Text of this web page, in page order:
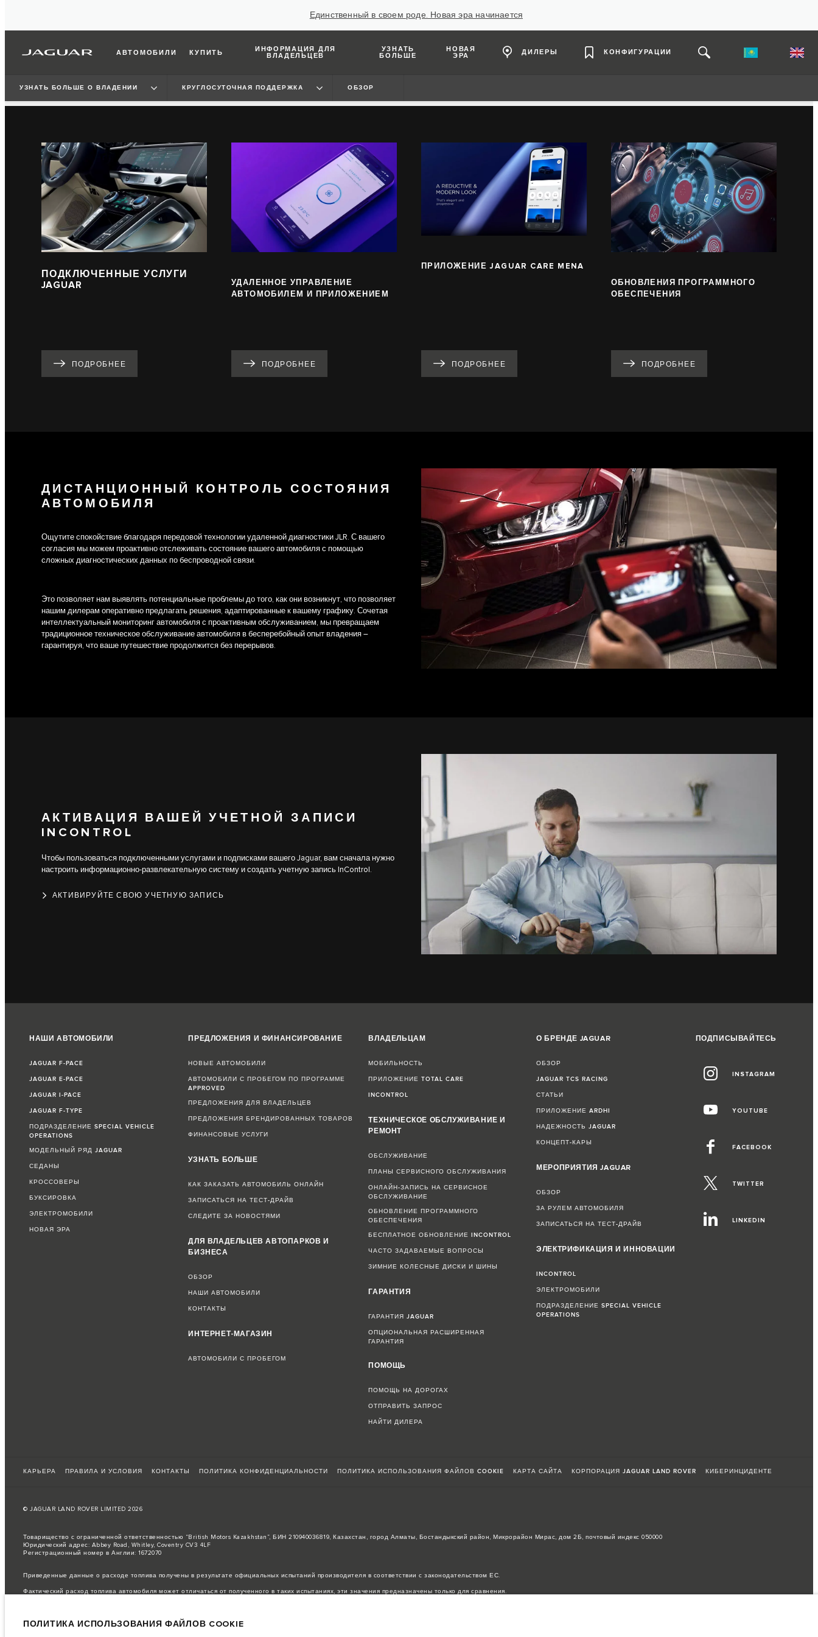
Единственный в своем роде. Новая эра начинается
АВТОМОБИЛИ КУПИТЬ
ИНФОРМАЦИЯ ДЛЯ
ВЛАДЕЛЬЦЕВ
УЗНАТЬ
БОЛЬШЕ
НОВАЯ
ЭРА
ДИЛЕРЫ КОНФИГУРАЦИИ
УЗНАТЬ БОЛЬШЕ О ВЛАДЕНИИ КРУГЛОСУТОЧНАЯ ПОДДЕРЖКА ОБЗОР
ПОДКЛЮЧЕННЫЕ УСЛУГИ
JAGUAR
ПОДРОБНЕЕ
УДАЛЕННОЕ УПРАВЛЕНИЕ
АВТОМОБИЛЕМ И ПРИЛОЖЕНИЕМ
ПОДРОБНЕЕ
ПРИЛОЖЕНИЕ JAGUAR CARE MENA
ПОДРОБНЕЕ
ОБНОВЛЕНИЯ ПРОГРАММНОГО
ОБЕСПЕЧЕНИЯ
ПОДРОБНЕЕ
ДИСТАНЦИОННЫЙ КОНТРОЛЬ СОСТОЯНИЯ
АВТОМОБИЛЯ
Ощутите спокойствие благодаря передовой технологии удаленной диагностики JLR. С вашего
согласия мы можем проактивно отслеживать состояние вашего автомобиля с помощью
сложных диагностических данных по беспроводной связи.
Это позволяет нам выявлять потенциальные проблемы до того, как они возникнут, что позволяет
нашим дилерам оперативно предлагать решения, адаптированные к вашему графику. Сочетая
интеллектуальный мониторинг автомобиля с проактивным обслуживанием, мы превращаем
традиционное техническое обслуживание автомобиля в бесперебойный опыт владения –
гарантируя, что ваше путешествие продолжится без перерывов.
АКТИВАЦИЯ ВАШЕЙ УЧЕТНОЙ ЗАПИСИ
INCONTROL
Чтобы пользоваться подключенными услугами и подписками вашего Jaguar, вам сначала нужно
настроить информационно-развлекательную систему и создать учетную запись InControl.
АКТИВИРУЙТЕ СВОЮ УЧЕТНУЮ ЗАПИСЬ
НАШИ АВТОМОБИЛИ
JAGUAR F-PACE
JAGUAR E-PACE
JAGUAR I-PACE
JAGUAR F-TYPE
ПОДРАЗДЕЛЕНИЕ SPECIAL VEHICLE
OPERATIONS
МОДЕЛЬНЫЙ РЯД JAGUAR
СЕДАНЫ
КРОССОВЕРЫ
БУКСИРОВКА
ЭЛЕКТРОМОБИЛИ
НОВАЯ ЭРА
ПРЕДЛОЖЕНИЯ И ФИНАНСИРОВАНИЕ
НОВЫЕ АВТОМОБИЛИ
АВТОМОБИЛИ С ПРОБЕГОМ ПО ПРОГРАММЕ
APPROVED
ПРЕДЛОЖЕНИЯ ДЛЯ ВЛАДЕЛЬЦЕВ
ПРЕДЛОЖЕНИЯ БРЕНДИРОВАННЫХ ТОВАРОВ
ФИНАНСОВЫЕ УСЛУГИ
УЗНАТЬ БОЛЬШЕ
КАК ЗАКАЗАТЬ АВТОМОБИЛЬ ОНЛАЙН
ЗАПИСАТЬСЯ НА ТЕСТ-ДРАЙВ
СЛЕДИТЕ ЗА НОВОСТЯМИ
ДЛЯ ВЛАДЕЛЬЦЕВ АВТОПАРКОВ И
БИЗНЕСА
ОБЗОР
НАШИ АВТОМОБИЛИ
КОНТАКТЫ
ИНТЕРНЕТ-МАГАЗИН
АВТОМОБИЛИ С ПРОБЕГОМ
ВЛАДЕЛЬЦАМ
МОБИЛЬНОСТЬ
ПРИЛОЖЕНИЕ TOTAL CARE
INCONTROL
ТЕХНИЧЕСКОЕ ОБСЛУЖИВАНИЕ И
РЕМОНТ
ОБСЛУЖИВАНИЕ
ПЛАНЫ СЕРВИСНОГО ОБСЛУЖИВАНИЯ
ОНЛАЙН-ЗАПИСЬ НА СЕРВИСНОЕ
ОБСЛУЖИВАНИЕ
ОБНОВЛЕНИЕ ПРОГРАММНОГО
ОБЕСПЕЧЕНИЯ
БЕСПЛАТНОЕ ОБНОВЛЕНИЕ INCONTROL
ЧАСТО ЗАДАВАЕМЫЕ ВОПРОСЫ
ЗИМНИЕ КОЛЕСНЫЕ ДИСКИ И ШИНЫ
ГАРАНТИЯ
ГАРАНТИЯ JAGUAR
ОПЦИОНАЛЬНАЯ РАСШИРЕННАЯ
ГАРАНТИЯ
ПОМОЩЬ
ПОМОЩЬ НА ДОРОГАХ
ОТПРАВИТЬ ЗАПРОС
НАЙТИ ДИЛЕРА
О БРЕНДЕ JAGUAR
ОБЗОР
JAGUAR TCS RACING
СТАТЬИ
ПРИЛОЖЕНИЕ ARDHI
НАДЕЖНОСТЬ JAGUAR
КОНЦЕПТ-КАРЫ
МЕРОПРИЯТИЯ JAGUAR
ОБЗОР
ЗА РУЛЕМ АВТОМОБИЛЯ
ЗАПИСАТЬСЯ НА ТЕСТ-ДРАЙВ
ЭЛЕКТРИФИКАЦИЯ И ИННОВАЦИИ
INCONTROL
ЭЛЕКТРОМОБИЛИ
ПОДРАЗДЕЛЕНИЕ SPECIAL VEHICLE
OPERATIONS
ПОДПИСЫВАЙТЕСЬ
INSTAGRAM
YOUTUBE
FACEBOOK
TWITTER
LINKEDIN
КАРЬЕРА ПРАВИЛА И УСЛОВИЯ КОНТАКТЫ ПОЛИТИКА КОНФИДЕНЦИАЛЬНОСТИ ПОЛИТИКА ИСПОЛЬЗОВАНИЯ ФАЙЛОВ COOKIE КАРТА САЙТА КОРПОРАЦИЯ JAGUAR LAND ROVER КИБЕРИНЦИДЕНТЕ
© JAGUAR LAND ROVER LIMITED 2026
Товарищество с ограниченной ответственностью “British Motors Kazakhstan”, БИН 210940036819, Казахстан, город Алматы, Бостандыкский район, Микрорайон Мирас, дом 2Б, почтовый индекс 050000
Юридический адрес: Abbey Road, Whitley, Coventry CV3 4LF
Регистрационный номер в Англии: 1672070
Приведенные данные о расходе топлива получены в результате официальных испытаний производителя в соответствии с законодательством ЕС.
Фактический расход топлива автомобиля может отличаться от полученного в таких испытаниях, эти значения предназначены только для сравнения.
цветовым схемам автомобилей. Подробную информацию о действующих ограничениях уточняйте у авторизованных дилеров.
ПОЛИТИКА ИСПОЛЬЗОВАНИЯ ФАЙЛОВ COOKIE